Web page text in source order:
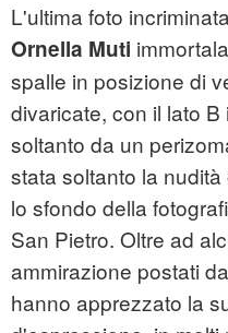
L'ultima foto
Ornella Muti
spalle in posizione di
divaricate, con il lato
soltanto da un
stata soltanto la
lo sfondo della
San Pietro. Oltre ad
ammirazione postati
hanno apprezzato la